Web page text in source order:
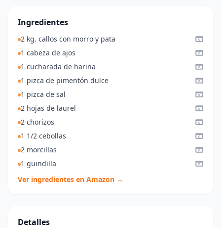
Ingredientes
2 kg. callos con morro y pata
1 cabeza de ajos
1 cucharada de harina
1 pizca de pimentón dulce
1 pizca de sal
2 hojas de laurel
2 chorizos
1 1/2 cebollas
2 morcillas
1 guindilla
Ver ingredientes en Amazon →
Detalles